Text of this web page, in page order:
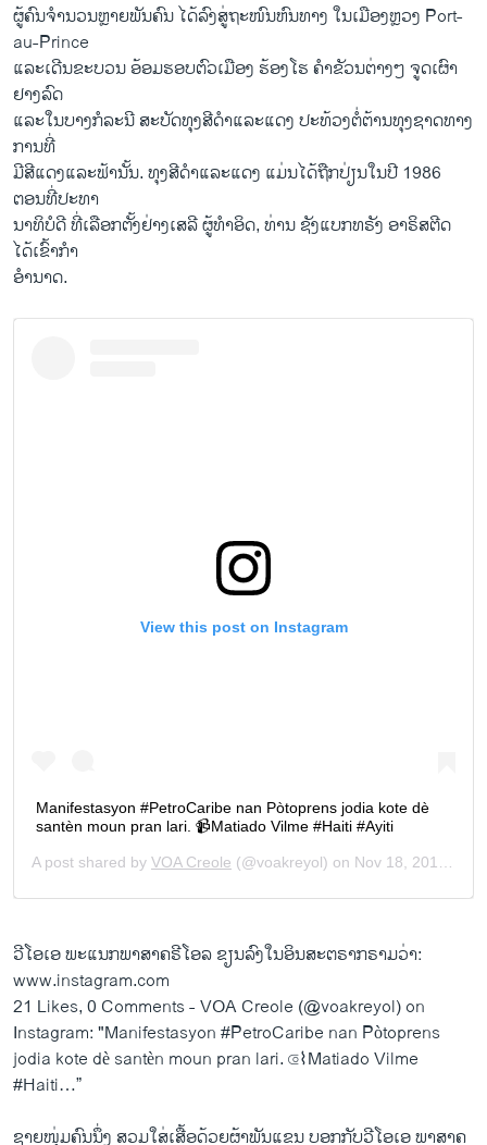
ຜູ້​ຄົນ​ຈຳ​ນວນຫຼາຍ​ພັນ​ຄົນ ໄດ້​ລົງ​ສູ່​ຖະ​ໜົນ​ຫົນ​ທາງ ໃນ​ເມືອງ​ຫຼວງ Port-
au-Prince
ແລະ​ເດີນ​ຂະບວນ​ ອ້ອມ​ຮອບ​ຕົວ​ເມືອງ ຮ້ອງ​ໂຮ ຄຳ​ຂັວນ​ຕ່າງໆ ຈູດ​ເຜົາ​
ຢາງ​ລົດ
ແລະ​ໃນ​ບາງ​ກໍ​ລະ​ນີ ສະ​ບັດ​ທຸງ​ສີ​ດຳ​ແລະ​ແດງ ປະ​ທ້ວງ​ຕໍ່​ຕ້ານທຸງ​ຊາດ​ທາງ​
ການ​ທີ່
​ມີ​ສີ​ແດງ​ແລະ​ຟ້າ​ນັ້ນ. ທຸງ​ສີ​ດຳ​ແລະ​ແດງ ແມ່ນ​ໄດ້​ຖືກ​ປ່ຽນ​ໃນ​ປີ 1986
ຕອນ​ທີ່​ປະ​ທາ​
ນາ​ທິ​ບໍ​ດີ ທີ່​ເລືອກ​ຕັ້ງ​ຢ່າງ​ເສ​ລີ ຜູ້​ທຳ​ອິດ, ທ່ານ ຊັງ​ແບກທ​ຣັງ ອາ​ຣິ​ສ​ຕີ​ດ
ໄດ້​ເຂົ້າ​ກຳ​
ອຳ​ນາດ.
ວີ​ໂອ​ເອ ພະ​ແນກ​ພາ​ສາ​ຄ​ຣີ​ໂອ​ລ ຂຽນ​ລົງ​ໃນ​ອິນ​ສະ​ຕ​ຣາກ​ຣາມ​ວ່າ:
www.instagram.com
21 Likes, 0 Comments - VOA Creole (@voakreyol) on
Instagram: "Manifestasyon #PetroCaribe nan Pòtoprens
jodia kote dè santèn moun pran lari. ⟃⌇Matiado Vilme
#Haiti…”
ຊາຍ​ໜຸ່ມຄົນ​ນຶ່ງ ສວມ​ໃສ່​ເສື້ອດ້ວຍ​ຜ້າ​ພັນແຂນ ບອກ​ກັບ​ວີ​ໂອ​ເອ ພາ​ສາ​ຄ​